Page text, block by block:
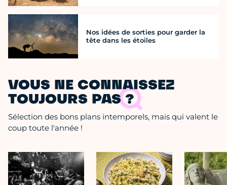
Nos idées de sorties pour garder la
tête dans les étoiles
VOUS NE CONNAISSEZ
TOUJOURS PAS ?
Sélection des bons plans intemporels, mais qui valent le
coup toute l'année !